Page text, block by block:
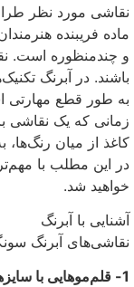
نقاشی مورد نظر
ماده فریبنده
و چندمنظوره است.
باشند. در آبرنگ
به طور قطع مهارتی
زمانی که یک نقاشی
کاغذ از میان
در این مطلب با
خواهید شد.
آشنایی با آبرنگ
نقاشی‌های آبرنگ
1- قلم‌موهایی با سایزهای متفاوت خریداری کنید